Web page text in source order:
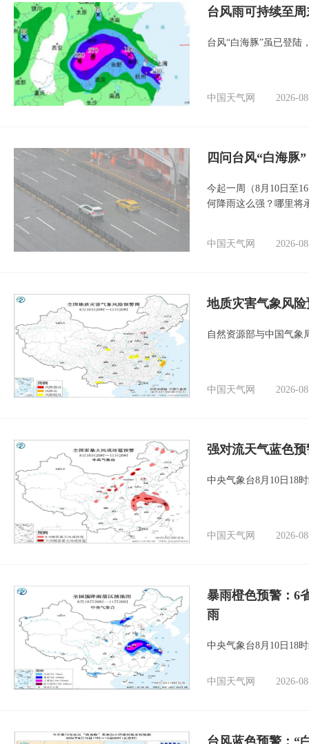
台风雨可持续至
台风“白海豚”虽已登陆
中国天气网 2026-
四问台风“白海豚
今起一周（8月10日至
何降雨这么强？哪里将
中国天气网 2026-
地质灾害气象风
自然资源部与中国气象
中国天气网 2026-
强对流天气蓝色
中央气象台8月10日18
中国天气网 2026-
暴雨橙色预警：6
雨
中央气象台8月10日18
中国天气网 2026-
台风蓝色预警：“